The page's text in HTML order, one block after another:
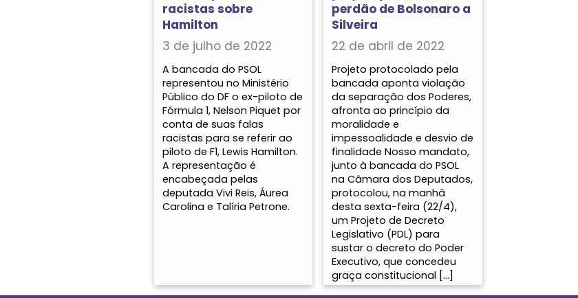
racistas sobre
Hamilton
3 de julho de 2022
A bancada do PSOL
representou no Ministério
Público do DF o ex-piloto de
Fórmula 1, Nelson Piquet por
conta de suas falas
racistas para se referir ao
piloto de F1, Lewis Hamilton.
A representação é
encabeçada pelas
deputada Vivi Reis, Áurea
Carolina e Talíria Petrone.
perdão de Bolsonaro a
Silveira
22 de abril de 2022
Projeto protocolado pela
bancada aponta violação
da separação dos Poderes,
afronta ao princípio da
moralidade e
impessoalidade e desvio de
finalidade Nosso mandato,
junto à bancada do PSOL
na Câmara dos Deputados,
protocolou, na manhã
desta sexta-feira (22/4),
um Projeto de Decreto
Legislativo (PDL) para
sustar o decreto do Poder
Executivo, que concedeu
graça constitucional […]